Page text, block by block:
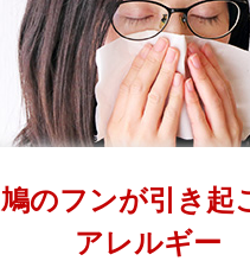
鳩のフンが引き起
アレルギー